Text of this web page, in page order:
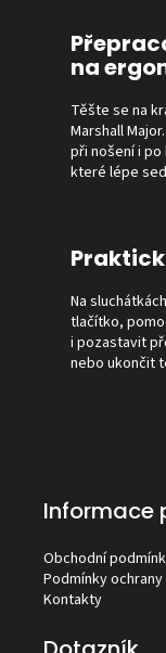
na
Těšte se na
Marshall
při nošení i po
které
Na
tlačítko,
i pozastavit
nebo ukončit
Informace
Obchodní
Podmínky
Kontakty